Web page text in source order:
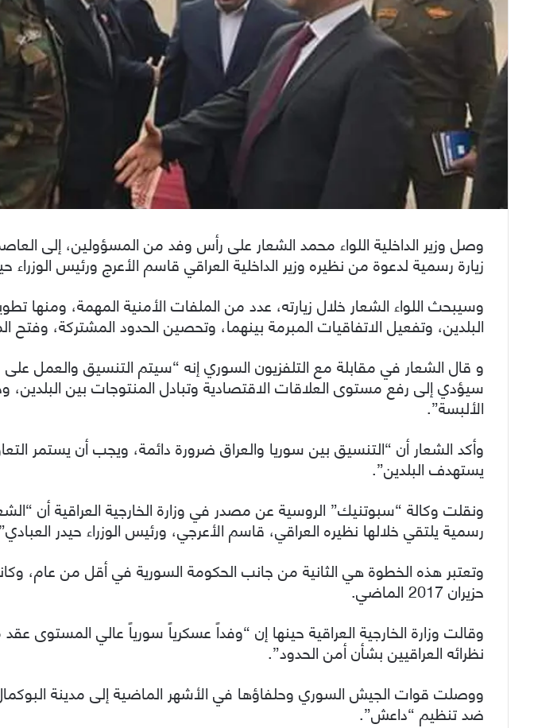
وصل وزير الداخلية اللواء محمد الشعار على رأس وفد من المسؤولين، إلى
زيارة رسمية لدعوة من نظيره وزير الداخلية العراقي قاسم الأعرج ورئيس الوزراء
وسيبحث اللواء الشعار خلال زيارته، عدد من الملفات الأمنية المهمة، ومنها
البلدين، وتفعيل الاتفاقيات المبرمة بينهما، وتحصين الحدود المشتركة، وفتح
و قال الشعار في مقابلة مع التلفزيون السوري إنه “سيتم التنسيق والعمل على
سيؤدي إلى رفع مستوى العلاقات الاقتصادية وتبادل المنتوجات بين
الألبسة”.
وأكد الشعار أن “التنسيق بين سوريا والعراق ضرورة دائمة، ويجب أن يستمر
يستهدف البلدين”.
ونقلت وكالة “سبوتنيك” الروسية عن مصدر في وزارة الخارجية العراقية أن
رسمية يلتقي خلالها نظيره العراقي، قاسم الأعرجي، ورئيس الوزراء حيدر
وتعتبر هذه الخطوة هي الثانية من جانب الحكومة السورية في أقل من عام،
حزيران 2017 الماضي.
وقالت وزارة الخارجية العراقية حينها إن “وفداً عسكرياً سورياً عالي المستوى
نظرائه العراقيين بشأن أمن الحدود”.
ووصلت قوات الجيش السوري وحلفاؤها في الأشهر الماضية إلى مدينة
ضد تنظيم “داعش”.